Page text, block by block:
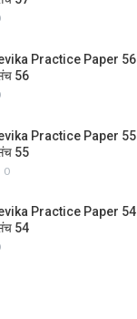
Practice Paper 56 |
56
Practice Paper 55 |
55
0
Practice Paper 54 |
54